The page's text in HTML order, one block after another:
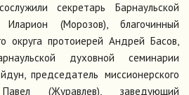
секретарь Барнаульской
(Морозов), благочинный
округа протоиерей Андрей Басов,
духовной семинарии
председатель миссионерского
(Журавлев), заведующий